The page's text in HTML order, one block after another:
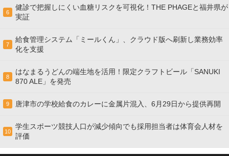
6
健診で把握しにくい血糖リスクを可視化！THE PHAGEと福井県が
実証
7
給食管理システム「ミールくん」、クラウド版へ刷新し業務効率
化を支援
8
はなまるうどんの端生地を活用！限定クラフトビール「SANUKI
870 ALE」を発売
9 唐津市の学校給食のカレーに金属片混入、6月29日から提供再開
10
学生スポーツ競技人口が減少傾向でも採用担当者は体育会人材を
評価